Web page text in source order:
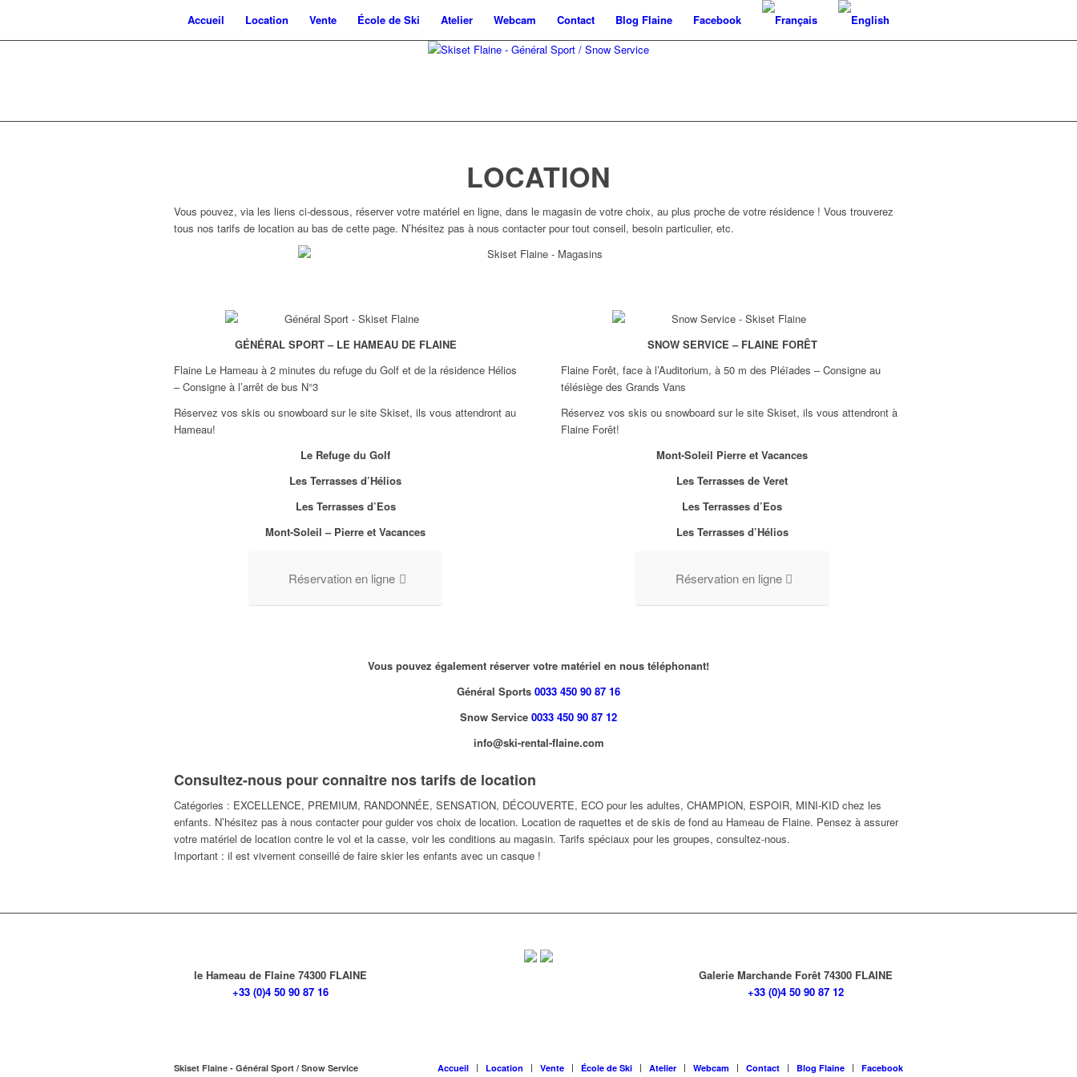
Accueil Location Vente École de Ski Atelier Webcam Contact Blog Flaine Facebook
LOCATION
Vous pouvez, via les liens ci-dessous, réserver votre matériel en ligne, dans le magasin de votre choix, au plus proche de votre résidence ! Vous trouverez
tous nos tarifs de location au bas de cette page. N’hésitez pas à nous contacter pour tout conseil, besoin particulier, etc.
GÉNÉRAL SPORT – LE HAMEAU DE FLAINE
Flaine Le Hameau à 2 minutes du refuge du Golf et de la résidence Hélios
– Consigne à l’arrêt de bus N°3
Réservez vos skis ou snowboard sur le site Skiset, ils vous attendront au
Hameau!
Le Refuge du Golf
Les Terrasses d’Hélios
Les Terrasses d’Eos
Mont-Soleil – Pierre et Vacances
Réservation en ligne
SNOW SERVICE – FLAINE FORÊT
Flaine Forêt, face à l’Auditorium, à 50 m des Pléïades – Consigne au
télésiège des Grands Vans
Réservez vos skis ou snowboard sur le site Skiset, ils vous attendront à
Flaine Forêt!
Mont-Soleil Pierre et Vacances
Les Terrasses de Veret
Les Terrasses d’Eos
Les Terrasses d’Hélios
Réservation en ligne
Vous pouvez également réserver votre matériel en nous téléphonant!
Général Sports 0033 450 90 87 16
Snow Service 0033 450 90 87 12
info@ski-rental-flaine.com
Consultez-nous pour connaitre nos tarifs de location
Catégories : EXCELLENCE, PREMIUM, RANDONNÉE, SENSATION, DÉCOUVERTE, ECO pour les adultes, CHAMPION, ESPOIR, MINI-KID chez les
enfants. N’hésitez pas à nous contacter pour guider vos choix de location. Location de raquettes et de skis de fond au Hameau de Flaine. Pensez à assurer
votre matériel de location contre le vol et la casse, voir les conditions au magasin. Tarifs spéciaux pour les groupes, consultez-nous.
Important : il est vivement conseillé de faire skier les enfants avec un casque !
le Hameau de Flaine 74300 FLAINE
+33 (0)4 50 90 87 16
Galerie Marchande Forêt 74300 FLAINE
+33 (0)4 50 90 87 12
Skiset Flaine - Général Sport / Snow Service Accueil Location Vente École de Ski Atelier Webcam Contact Blog Flaine Facebook